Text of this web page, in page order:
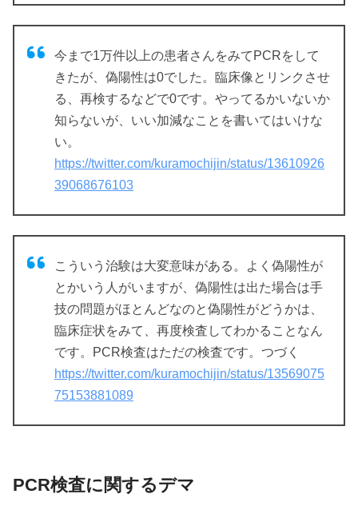
今まで1万件以上の患者さんをみてPCRをして
きたが、偽陽性は0でした。臨床像とリンクさせ
る、再検するなどで0です。やってるかいないか
知らないが、いい加減なことを書いてはいけな
い。
https://twitter.com/kuramochijin/status/13610926
39068676103
こういう治験は大変意味がある。よく偽陽性が
とかいう人がいますが、偽陽性は出た場合は手
技の問題がほとんどなのと偽陽性がどうかは、
臨床症状をみて、再度検査してわかることなん
です。PCR検査はただの検査です。つづく
https://twitter.com/kuramochijin/status/13569075
75153881089
PCR検査に関するデマ